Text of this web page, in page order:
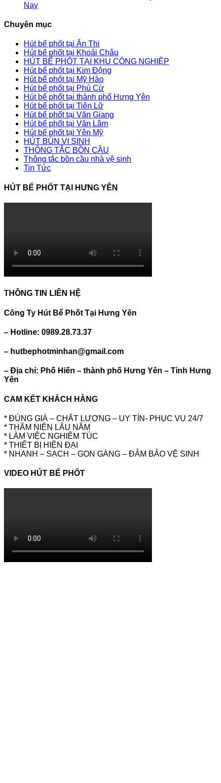
Nay
Chuyên mục
Hút bể phốt tại Ân Thi
Hút bể phốt tại Khoái Châu
HÚT BỂ PHỐT TẠI KHU CÔNG NGHIỆP
Hút bể phốt tại Kim Động
Hút bể phốt tại Mỹ Hào
Hút bể phốt tại Phù Cừ
Hút bể phốt tại thành phố Hưng Yên
Hút bể phốt tại Tiên Lữ
Hút bể phốt tại Văn Giang
Hút bể phốt tại Văn Lâm
Hút bể phốt tại Yên Mỹ
HÚT BÙN VI SINH
THÔNG TẮC BỒN CẦU
Thông tắc bồn cầu nhà vệ sinh
Tin Tức
HÚT BỂ PHỐT TẠI HƯNG YÊN
THÔNG TIN LIÊN HỆ
Công Ty Hút Bể Phốt Tại Hưng Yên
– Hotline: 0989.28.73.37
– hutbephotminhan@gmail.com
– Địa chỉ: Phố Hiến – thành phố Hưng Yên – Tỉnh Hưng
Yên
CAM KẾT KHÁCH HÀNG
* ĐÚNG GIÁ – CHẤT LƯỢNG – UY TÍN- PHỤC VỤ 24/7
* THÂM NIÊN LÂU NĂM
* LÀM VIỆC NGHIÊM TÚC
* THIẾT BỊ HIỆN ĐẠI
* NHANH – SẠCH – GỌN GÀNG – ĐẢM BẢO VỆ SINH
VIDEO HÚT BỂ PHỐT